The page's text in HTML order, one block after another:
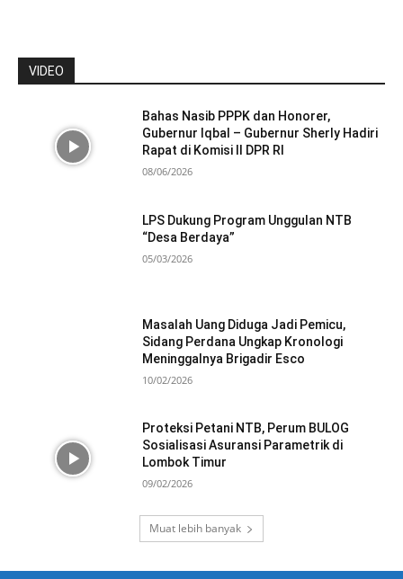
VIDEO
Bahas Nasib PPPK dan Honorer,
Gubernur Iqbal – Gubernur Sherly Hadiri
Rapat di Komisi II DPR RI
08/06/2026
LPS Dukung Program Unggulan NTB
“Desa Berdaya”
05/03/2026
Masalah Uang Diduga Jadi Pemicu,
Sidang Perdana Ungkap Kronologi
Meninggalnya Brigadir Esco
10/02/2026
Proteksi Petani NTB, Perum BULOG
Sosialisasi Asuransi Parametrik di
Lombok Timur
09/02/2026
Muat lebih banyak